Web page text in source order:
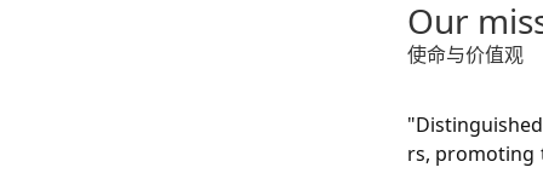
Our
使命与价值观
rs, promoting